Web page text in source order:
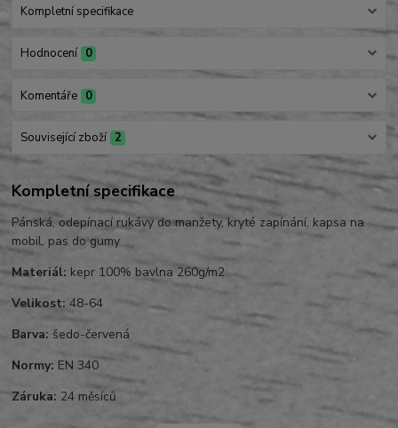
Kompletní specifikace
Hodnocení 0
Komentáře 0
Související zboží 2
Kompletní specifikace
Pánská, odepínací rukávy do manžety, kryté zapínání, kapsa na
mobil, pas do gumy
Materiál: kepr 100% bavlna 260g/m2
Velikost: 48-64
Barva: šedo-červená
Normy: EN 340
Záruka: 24 měsíců